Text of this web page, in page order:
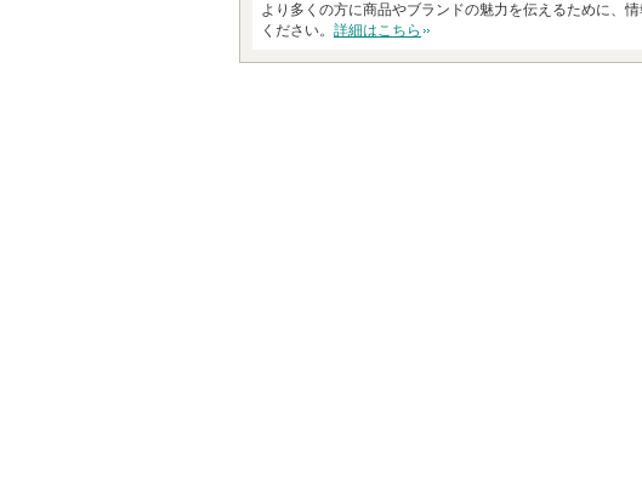
より多くの方に商品やブランドの魅力を伝えるために、
ください。 詳細はこちら